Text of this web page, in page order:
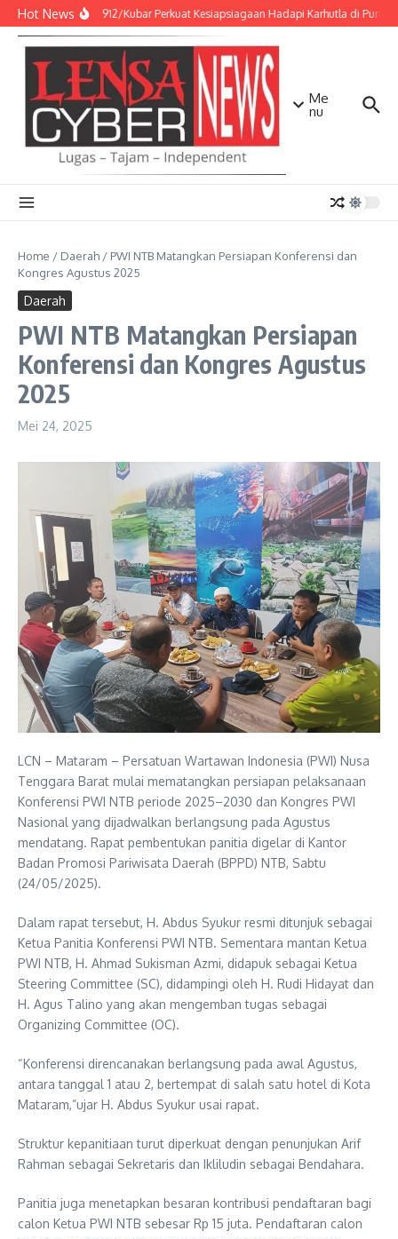
Lewati ke konten
Hot NewsKodim 0912/Kubar Perkuat Kesiapsiagaan Hadapi Karhutla di Puncak
Me
nu
Home / Daerah / PWI NTB Matangkan Persiapan Konferensi dan
Kongres Agustus 2025
Daerah
PWI NTB Matangkan Persiapan
Konferensi dan Kongres Agustus
2025
Mei 24, 2025
LCN – Mataram – Persatuan Wartawan Indonesia (PWI) Nusa
Tenggara Barat mulai mematangkan persiapan pelaksanaan
Konferensi PWI NTB periode 2025–2030 dan Kongres PWI
Nasional yang dijadwalkan berlangsung pada Agustus
mendatang. Rapat pembentukan panitia digelar di Kantor
Badan Promosi Pariwisata Daerah (BPPD) NTB, Sabtu
(24/05/2025).
Dalam rapat tersebut, H. Abdus Syukur resmi ditunjuk sebagai
Ketua Panitia Konferensi PWI NTB. Sementara mantan Ketua
PWI NTB, H. Ahmad Sukisman Azmi, didapuk sebagai Ketua
Steering Committee (SC), didampingi oleh H. Rudi Hidayat dan
H. Agus Talino yang akan mengemban tugas sebagai
Organizing Committee (OC).
“Konferensi direncanakan berlangsung pada awal Agustus,
antara tanggal 1 atau 2, bertempat di salah satu hotel di Kota
Mataram,”ujar H. Abdus Syukur usai rapat.
Struktur kepanitiaan turut diperkuat dengan penunjukan Arif
Rahman sebagai Sekretaris dan Ikliludin sebagai Bendahara.
Panitia juga menetapkan besaran kontribusi pendaftaran bagi
calon Ketua PWI NTB sebesar Rp 15 juta. Pendaftaran calon